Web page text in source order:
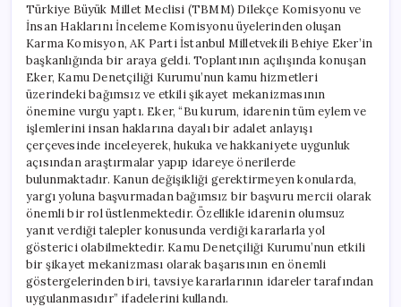
Karma
Komisyon
Toplantısı
Gerçekleştirildi
için
Türkiye Büyük Millet Meclisi (TBMM) Dilekçe Komisyonu ve
İnsan Haklarını İnceleme Komisyonu üyelerinden oluşan
Karma Komisyon, AK Parti İstanbul Milletvekili Behiye Eker’in
başkanlığında bir araya geldi. Toplantının açılışında konuşan
Eker, Kamu Denetçiliği Kurumu’nun kamu hizmetleri
üzerindeki bağımsız ve etkili şikayet mekanizmasının
önemine vurgu yaptı. Eker, “Bu kurum, idarenin tüm eylem ve
işlemlerini insan haklarına dayalı bir adalet anlayışı
çerçevesinde inceleyerek, hukuka ve hakkaniyete uygunluk
açısından araştırmalar yapıp idareye önerilerde
bulunmaktadır. Kanun değişikliği gerektirmeyen konularda,
yargı yoluna başvurmadan bağımsız bir başvuru mercii olarak
önemli bir rol üstlenmektedir. Özellikle idarenin olumsuz
yanıt verdiği talepler konusunda verdiği kararlarla yol
gösterici olabilmektedir. Kamu Denetçiliği Kurumu’nun etkili
bir şikayet mekanizması olarak başarısının en önemli
göstergelerinden biri, tavsiye kararlarının idareler tarafından
uygulanmasıdır” ifadelerini kullandı.